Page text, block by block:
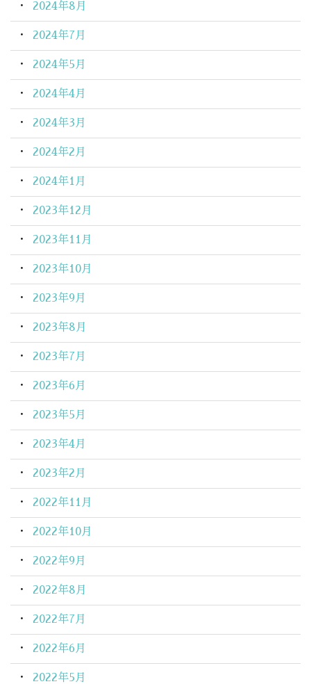
2024年8月
2024年7月
2024年5月
2024年4月
2024年3月
2024年2月
2024年1月
2023年12月
2023年11月
2023年10月
2023年9月
2023年8月
2023年7月
2023年6月
2023年5月
2023年4月
2023年2月
2022年11月
2022年10月
2022年9月
2022年8月
2022年7月
2022年6月
2022年5月